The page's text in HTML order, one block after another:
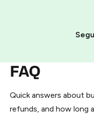
FAQ
Quick answers about
refunds, and how long
Step 1: Create the
Pay with